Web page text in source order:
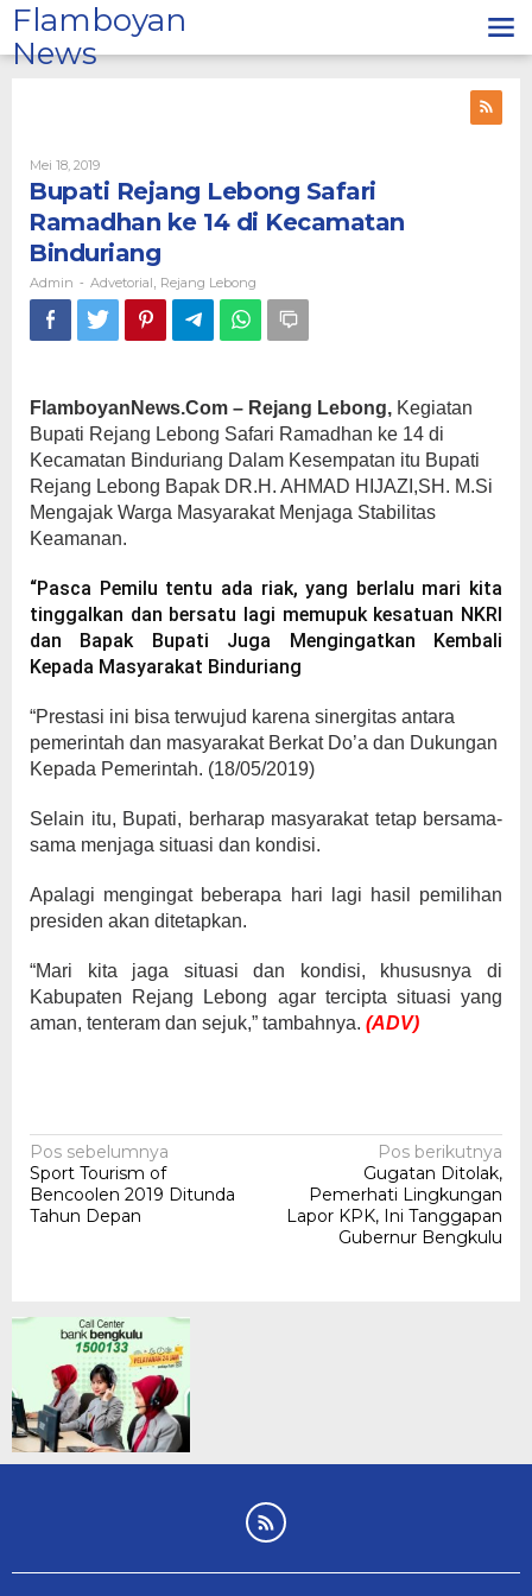
Lewati
ke
konten
Flamboyan
News
Mei 18, 2019Oleh
Admin
Bupati Rejang Lebong Safari
Ramadhan ke 14 di Kecamatan
Binduriang
Admin - Advetorial Rejang Lebong
FlamboyanNews.Com – Rejang Lebong, Kegiatan
Bupati Rejang Lebong Safari Ramadhan ke 14 di
Kecamatan Binduriang Dalam Kesempatan itu Bupati
Rejang Lebong Bapak DR.H. AHMAD HIJAZI,SH. M.Si
Mengajak Warga Masyarakat Menjaga Stabilitas
Keamanan.
“Pasca Pemilu tentu ada riak, yang berlalu mari kita
tinggalkan dan bersatu lagi memupuk kesatuan NKRI
dan Bapak Bupati Juga Mengingatkan Kembali
Kepada Masyarakat Binduriang
“Prestasi ini bisa terwujud karena sinergitas antara
pemerintah dan masyarakat Berkat Do’a dan Dukungan
Kepada Pemerintah. (18/05/2019)
Selain itu, Bupati, berharap masyarakat tetap bersama-
sama menjaga situasi dan kondisi.
Apalagi mengingat beberapa hari lagi hasil pemilihan
presiden akan ditetapkan.
“Mari kita jaga situasi dan kondisi, khususnya di
Kabupaten Rejang Lebong agar tercipta situasi yang
aman, tenteram dan sejuk,” tambahnya. (ADV)
Navigasi
pos
Pos sebelumnya
Sport Tourism of
Bencoolen 2019 Ditunda
Tahun Depan
Pos berikutnya
Gugatan Ditolak,
Pemerhati Lingkungan
Lapor KPK, Ini Tanggapan
Gubernur Bengkulu